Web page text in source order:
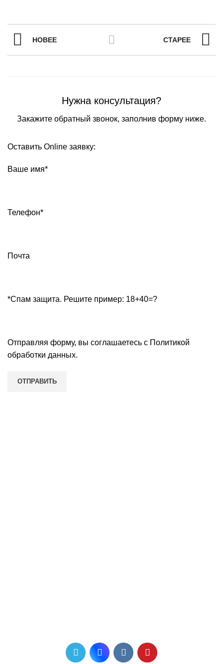
НОВЕЕ СТАРЕЕ
Нужна консультация?
Закажите обратный звонок, заполнив форму ниже.
Оставить Online заявку:
Ваше имя*
Телефон*
Почта
*Спам защита. Решите пример: 18+40=?
Отправляя форму, вы соглашаетесь с Политикой
обработки данных.